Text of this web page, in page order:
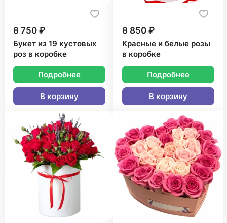
8 750 ₽
Букет из 19 кустовых
роз в коробке
Подробнее
В корзину
8 850 ₽
Красные и белые розы
в коробке
Подробнее
В корзину